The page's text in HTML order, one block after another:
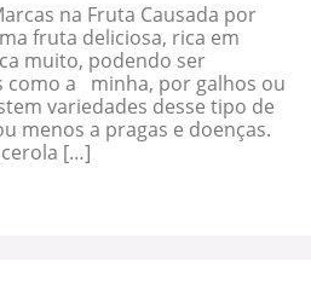
na Fruta Causada por
fruta deliciosa, rica em
muito, podendo ser
como a minha, por galhos ou
variedades desse tipo de
menos a pragas e doenças.
[…]